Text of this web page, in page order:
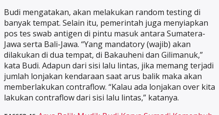
Budi mengatakan, akan melakukan random testing di
banyak tempat. Selain itu, pemerintah juga menyiapkan
pos tes swab antigen di pintu masuk antara Sumatera-
Jawa serta Bali-Jawa. “Yang mandatory (wajib) akan
dilakukan di dua tempat, di Bakauheni dan Gilimanuk,”
kata Budi. Adapun dari sisi lalu lintas, jika memang terjadi
jumlah lonjakan kendaraan saat arus balik maka akan
memberlakukan contraflow. “Kalau ada lonjakan over kita
lakukan contraflow dari sisi lalu lintas,” katanya.